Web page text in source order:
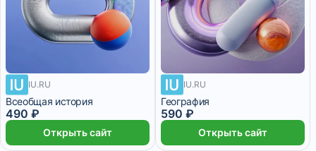
IU.RU
Всеобщая история
490 ₽
Открыть сайт
IU.RU
География
590 ₽
Открыть сайт